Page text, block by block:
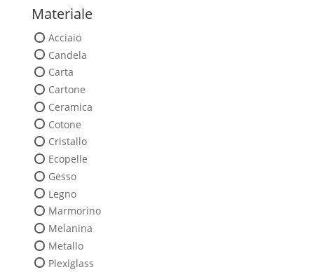
Materiale
Acciaio
Candela
Carta
Cartone
Ceramica
Cotone
Cristallo
Ecopelle
Gesso
Legno
Marmorino
Melanina
Metallo
Plexiglass